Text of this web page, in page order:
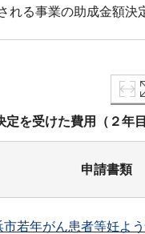
れる事業の助成金額決
定を受けた費用（２年
申請書類
市若年がん患者等妊よ